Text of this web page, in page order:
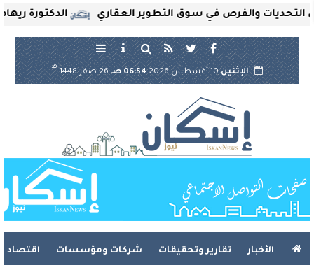
الدكتورة ريهام ثروت والفرص في سوق التطوير العقاري
الإثنين10 أغسطس 2026 06:54 صـ 26 صفر 1448
هـ
الأخبار تقارير وتحقيقات شركات ومؤسسات اقتصاد